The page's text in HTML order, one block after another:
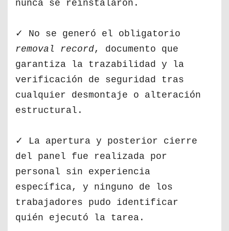
nunca se reinstalaron.
✓ No se generó el obligatorio
removal record, documento que
garantiza la trazabilidad y la
verificación de seguridad tras
cualquier desmontaje o alteración
estructural.
✓ La apertura y posterior cierre
del panel fue realizada por
personal sin experiencia
específica, y ninguno de los
trabajadores pudo identificar
quién ejecutó la tarea.